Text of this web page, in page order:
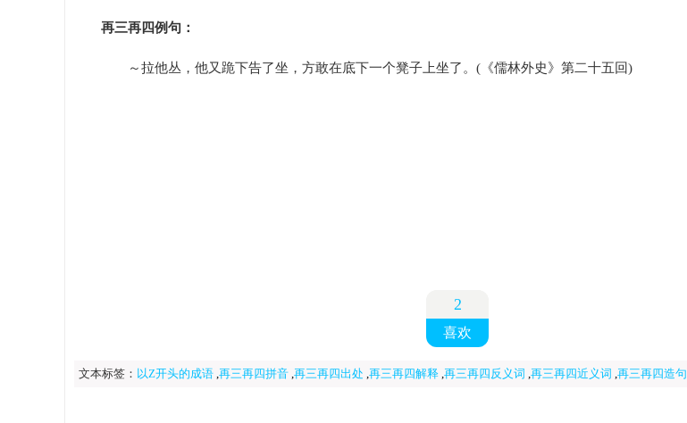
再三再四例句：
～拉他丛，他又跪下告了坐，方敢在底下一个凳子上坐了。(《儒林外史》第二十五回)
2
喜欢
文本标签： 以Z开头的成语 ,再三再四拼音 ,再三再四出处 ,再三再四解释 ,再三再四反义词 ,再三再四近义词 ,再三再四造句